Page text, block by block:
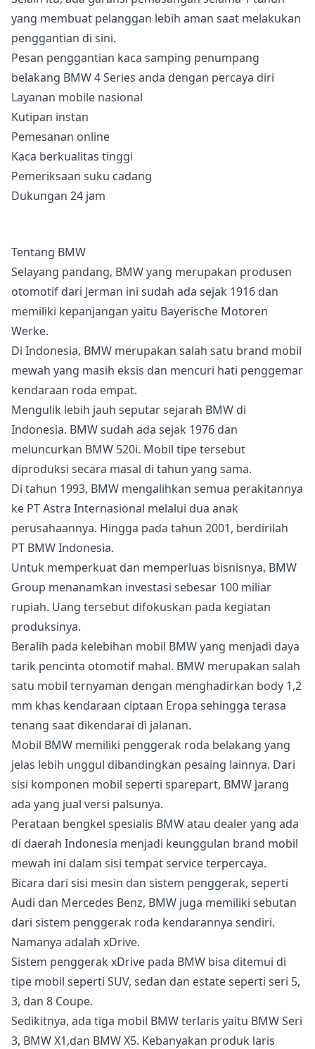
yang membuat pelanggan lebih aman saat melakukan
penggantian di sini.
Pesan penggantian kaca samping penumpang
belakang BMW 4 Series anda dengan percaya diri
Layanan mobile nasional
Kutipan instan
Pemesanan online
Kaca berkualitas tinggi
Pemeriksaan suku cadang
Dukungan 24 jam
Tentang BMW
Selayang pandang, BMW yang merupakan produsen
otomotif dari Jerman ini sudah ada sejak 1916 dan
memiliki kepanjangan yaitu Bayerische Motoren
Werke.
Di Indonesia, BMW merupakan salah satu brand mobil
mewah yang masih eksis dan mencuri hati penggemar
kendaraan roda empat.
Mengulik lebih jauh seputar sejarah BMW di
Indonesia. BMW sudah ada sejak 1976 dan
meluncurkan BMW 520i. Mobil tipe tersebut
diproduksi secara masal di tahun yang sama.
Di tahun 1993, BMW mengalihkan semua perakitannya
ke PT Astra Internasional melalui dua anak
perusahaannya. Hingga pada tahun 2001, berdirilah
PT BMW Indonesia.
Untuk memperkuat dan memperluas bisnisnya, BMW
Group menanamkan investasi sebesar 100 miliar
rupiah. Uang tersebut difokuskan pada kegiatan
produksinya.
Beralih pada kelebihan mobil BMW yang menjadi daya
tarik pencinta otomotif mahal. BMW merupakan salah
satu mobil ternyaman dengan menghadirkan body 1,2
mm khas kendaraan ciptaan Eropa sehingga terasa
tenang saat dikendarai di jalanan.
Mobil BMW memiliki penggerak roda belakang yang
jelas lebih unggul dibandingkan pesaing lainnya. Dari
sisi komponen mobil seperti sparepart, BMW jarang
ada yang jual versi palsunya.
Perataan bengkel spesialis BMW atau dealer yang ada
di daerah Indonesia menjadi keunggulan brand mobil
mewah ini dalam sisi tempat service terpercaya.
Bicara dari sisi mesin dan sistem penggerak, seperti
Audi dan Mercedes Benz, BMW juga memiliki sebutan
dari sistem penggerak roda kendarannya sendiri.
Namanya adalah xDrive.
Sistem penggerak xDrive pada BMW bisa ditemui di
tipe mobil seperti SUV, sedan dan estate seperti seri 5,
3, dan 8 Coupe.
Sedikitnya, ada tiga mobil BMW terlaris yaitu BMW Seri
3, BMW X1,dan BMW X5. Kebanyakan produk laris